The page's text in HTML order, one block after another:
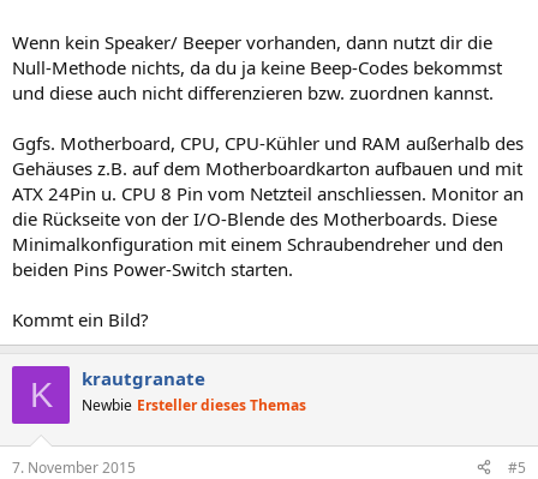
Wenn kein Speaker/ Beeper vorhanden, dann nutzt dir die
Null-Methode nichts, da du ja keine Beep-Codes bekommst
und diese auch nicht differenzieren bzw. zuordnen kannst.
Ggfs. Motherboard, CPU, CPU-Kühler und RAM außerhalb des
Gehäuses z.B. auf dem Motherboardkarton aufbauen und mit
ATX 24Pin u. CPU 8 Pin vom Netzteil anschliessen. Monitor an
die Rückseite von der I/O-Blende des Motherboards. Diese
Minimalkonfiguration mit einem Schraubendreher und den
beiden Pins Power-Switch starten.
Kommt ein Bild?
K krautgranate
Newbie Ersteller dieses Themas
7. November 2015 #5